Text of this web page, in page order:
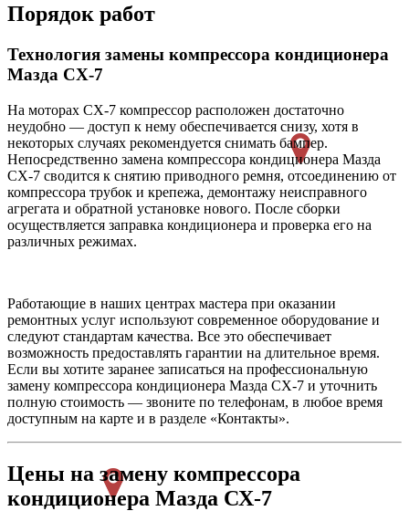
Порядок работ
Технология замены компрессора кондиционера
Мазда СХ-7
На моторах СХ-7 компрессор расположен достаточно
неудобно — доступ к нему обеспечивается снизу, хотя в
некоторых случаях рекомендуется снимать бампер.
Непосредственно замена компрессора кондиционера Мазда
СХ-7 сводится к снятию приводного ремня, отсоединению от
компрессора трубок и крепежа, демонтажу неисправного
агрегата и обратной установке нового. После сборки
осуществляется заправка кондиционера и проверка его на
различных режимах.
Работающие в наших центрах мастера при оказании
ремонтных услуг используют современное оборудование и
следуют стандартам качества. Все это обеспечивает
возможность предоставлять гарантии на длительное время.
Если вы хотите заранее записаться на профессиональную
замену компрессора кондиционера Мазда СХ-7 и уточнить
полную стоимость — звоните по телефонам, в любое время
доступным на карте и в разделе «Контакты».
Цены на замену компрессора
кондиционера Мазда СХ-7